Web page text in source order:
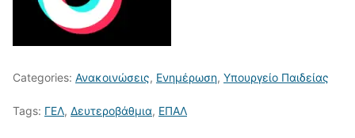
Categories: Ανακοινώσεις, Ενημέρωση, Υπουργείο Παιδείας
Tags: ΓΕΛ, Δευτεροβάθμια, ΕΠΑΛ